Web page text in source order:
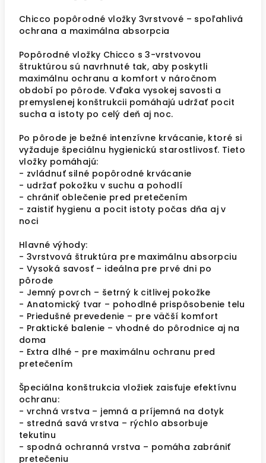
Chicco popôrodné vložky 3vrstvové – spoľahlivá
ochrana a maximálna absorpcia
Popôrodné vložky Chicco s 3-vrstvovou
štruktúrou sú navrhnuté tak, aby poskytli
maximálnu ochranu a komfort v náročnom
období po pôrode. Vďaka vysokej savosti a
premyslenej konštrukcii pomáhajú udržať pocit
sucha a istoty po celý deň aj noc.
Po pôrode je bežné intenzívne krvácanie, ktoré si
vyžaduje špeciálnu hygienickú starostlivosť. Tieto
vložky pomáhajú:
- zvládnuť silné popôrodné krvácanie
- udržať pokožku v suchu a pohodlí
- chrániť oblečenie pred pretečením
- zaistiť hygienu a pocit istoty počas dňa aj v
noci
Hlavné výhody:
- 3vrstvová štruktúra pre maximálnu absorpciu
- Vysoká savosť – ideálna pre prvé dni po
pôrode
- Jemný povrch – šetrný k citlivej pokožke
- Anatomický tvar – pohodlné prispôsobenie telu
- Priedušné prevedenie – pre väčší komfort
- Praktické balenie – vhodné do pôrodnice aj na
doma
- Extra dlhé - pre maximálnu ochranu pred
pretečením
Špeciálna konštrukcia vložiek zaisťuje efektívnu
ochranu:
- vrchná vrstva – jemná a príjemná na dotyk
- stredná savá vrstva – rýchlo absorbuje
tekutinu
- spodná ochranná vrstva – pomáha zabrániť
pretečeniu